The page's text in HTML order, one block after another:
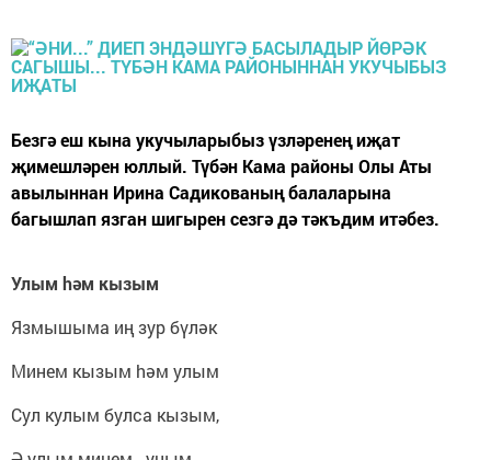
Безгә еш кына укучыларыбыз үзләренең иҗат
җимешләрен юллый. Түбән Кама районы Олы Аты
авылыннан Ирина Садикованың балаларына
багышлап язган шигырен сезгә дә тәкъдим итәбез.
Улым hәм кызым
Язмышыма иң зур бүләк
Минем кызым hәм улым
Сул кулым булса кызым,